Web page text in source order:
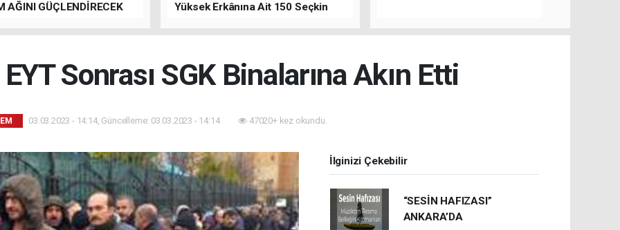
AĞINI GÜÇLENDİRECEK
Yüksek Erkânına Ait 150 Seçkin
Sonrası SGK Binalarına Akın Etti
03.03.2023 - 14:14, Güncelleme: 03.03.2023 - 14:14 47020+ kez okundu.
İlginizi Çekebilir
“SESİN HAFIZASI”
ANKARA’DA